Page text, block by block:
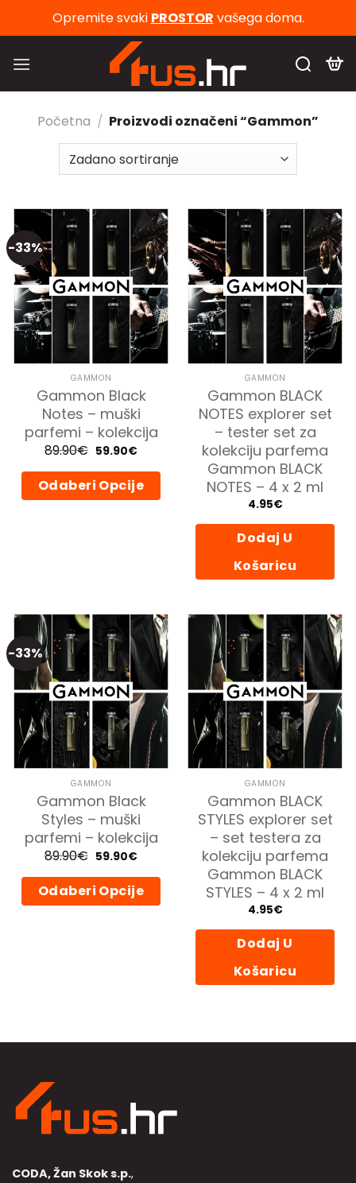
Opremite svaki PROSTOR vašega doma.
Početna / Proizvodi označeni “Gammon”
-33%
GAMMON
Gammon Black
Notes – muški
parfemi – kolekcija
89.90€ Izvorna
cijena
bila
je:
89.90€.
59.90€Trenutna
je:
59.90€.
Odaberi Opcije
mogu
odabrati
na
stranici
proizvoda
GAMMON
Gammon BLACK
NOTES explorer set
– tester set za
kolekciju parfema
Gammon BLACK
NOTES – 4 x 2 ml
4.95€
Dodaj U
Košaricu
-33%
GAMMON
Gammon Black
Styles – muški
parfemi – kolekcija
89.90€ Izvorna
cijena
bila
je:
89.90€.
59.90€Trenutna
je:
59.90€.
Odaberi Opcije
GAMMON
Gammon BLACK
STYLES explorer set
– set testera za
kolekciju parfema
Gammon BLACK
STYLES – 4 x 2 ml
4.95€
Dodaj U
Košaricu
CODA, Žan Skok s.p.,